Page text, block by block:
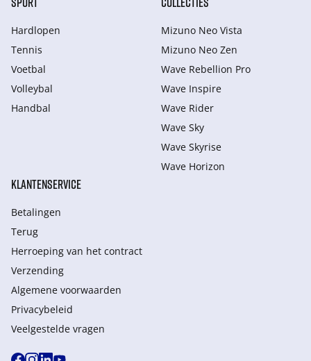
Hardlopen
Tennis
Voetbal
Volleybal
Handbal
Mizuno Neo Vista
Mizuno Neo Zen
Wave Rebellion Pro
Wave Inspire
Wave Rider
Wave Sky
Wave Skyrise
Wave Horizon
KLANTENSERVICE
Betalingen
Terug
Herroeping van het contract
Verzending
Algemene voorwaarden
Privacybeleid
Veelgestelde vragen